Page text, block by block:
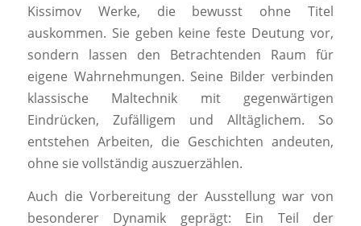
Kissimov Werke, die bewusst ohne Titel
auskommen. Sie geben keine feste Deutung vor,
sondern lassen den Betrachtenden Raum für
eigene Wahrnehmungen. Seine Bilder verbinden
klassische Maltechnik mit gegenwärtigen
Eindrücken, Zufälligem und Alltäglichem. So
entstehen Arbeiten, die Geschichten andeuten,
ohne sie vollständig auszuerzählen.
Auch die Vorbereitung der Ausstellung war von
besonderer Dynamik geprägt: Ein Teil der